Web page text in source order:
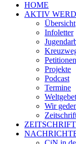
HOME
AKTIV
Übersicht
Infoletter
Petitionen
Projekte
Podcast
Termine
Wir
ZEITSCHRIFT